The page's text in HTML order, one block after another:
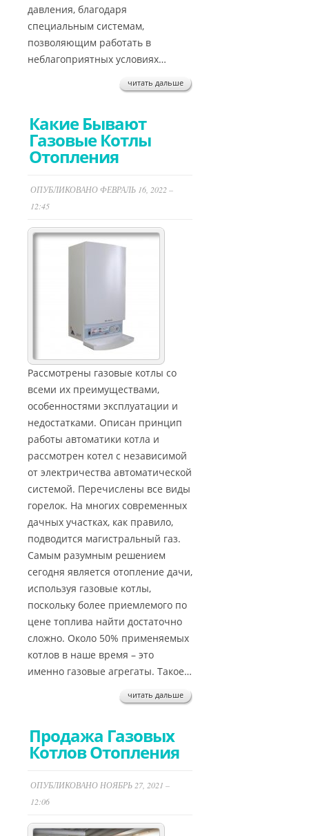
давления, благодаря
специальным системам,
позволяющим работать в
неблагоприятных условиях…
читать дальше
Какие Бывают
Газовые Котлы
Отопления
ОПУБЛИКОВАНО ФЕВРАЛЬ 16, 2022 –
12:45
Рассмотрены газовые котлы со
всеми их преимуществами,
особенностями эксплуатации и
недостатками. Описан принцип
работы автоматики котла и
рассмотрен котел с независимой
от электричества автоматической
системой. Перечислены все виды
горелок. На многих современных
дачных участках, как правило,
подводится магистральный газ.
Самым разумным решением
сегодня является отопление дачи,
используя газовые котлы,
поскольку более приемлемого по
цене топлива найти достаточно
сложно. Около 50% применяемых
котлов в наше время – это
именно газовые агрегаты. Такое…
читать дальше
Продажа Газовых
Котлов Отопления
ОПУБЛИКОВАНО НОЯБРЬ 27, 2021 –
12:06